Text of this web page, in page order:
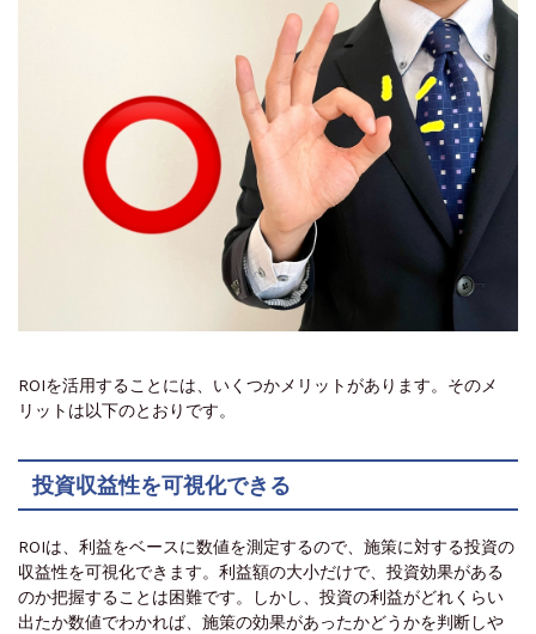
ROIを活用することには、いくつかメリットがあります。そのメ
リットは以下のとおりです。
投資収益性を可視化できる
ROIは、利益をベースに数値を測定するので、施策に対する投資の
収益性を可視化できます。利益額の大小だけで、投資効果がある
のか把握することは困難です。しかし、投資の利益がどれくらい
出たか数値でわかれば、施策の効果があったかどうかを判断しや